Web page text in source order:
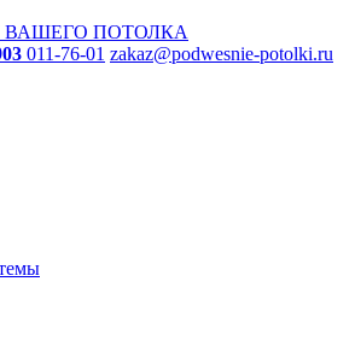
ВАШЕГО ПОТОЛКА
011-76-01 zakaz@podwesnie-potolki.ru